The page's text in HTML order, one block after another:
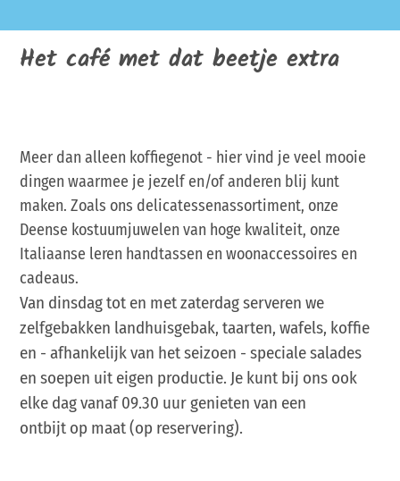
Het café met dat beetje extra
Meer dan alleen koffiegenot - hier vind je veel mooie
dingen waarmee je jezelf en/of anderen blij kunt
maken. Zoals ons delicatessenassortiment, onze
Deense kostuumjuwelen van hoge kwaliteit, onze
Italiaanse leren handtassen en woonaccessoires en
cadeaus.
Van dinsdag tot en met zaterdag serveren we
zelfgebakken landhuisgebak, taarten, wafels, koffie
en - afhankelijk van het seizoen - speciale salades
en soepen uit eigen productie. Je kunt bij ons ook
elke dag vanaf 09.30 uur genieten van een
ontbijt op maat (op reservering).